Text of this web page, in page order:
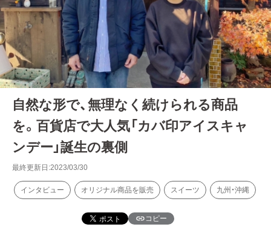
自然な形で、無理なく続けられる商品
を。百貨店で大人気「カバ印アイスキャ
ンデー」誕生の裏側
最終更新日:2023/03/30
インタビュー オリジナル商品を販売 スイーツ 九州・沖縄
コピー